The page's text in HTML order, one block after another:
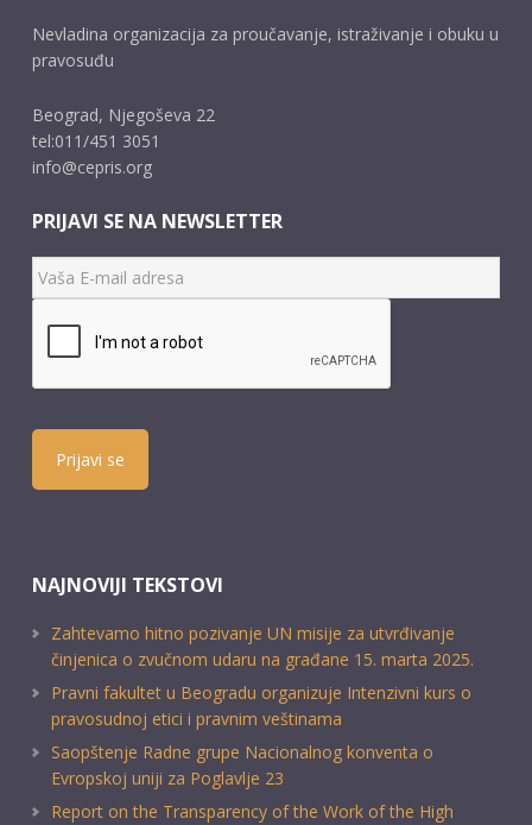
Nevladina organizacija za proučavanje, istraživanje i obuku u
pravosuđu
Beograd, Njegoševa 22
tel:011/451 3051
info@cepris.org
PRIJAVI SE NA NEWSLETTER
Prijavi se
NAJNOVIJI TEKSTOVI
Zahtevamo hitno pozivanje UN misije za utvrđivanje
činjenica o zvučnom udaru na građane 15. marta 2025.
Pravni fakultet u Beogradu organizuje Intenzivni kurs o
pravosudnoj etici i pravnim veštinama
Saopštenje Radne grupe Nacionalnog konventa o
Evropskoj uniji za Poglavlje 23
Report on the Transparency of the Work of the High